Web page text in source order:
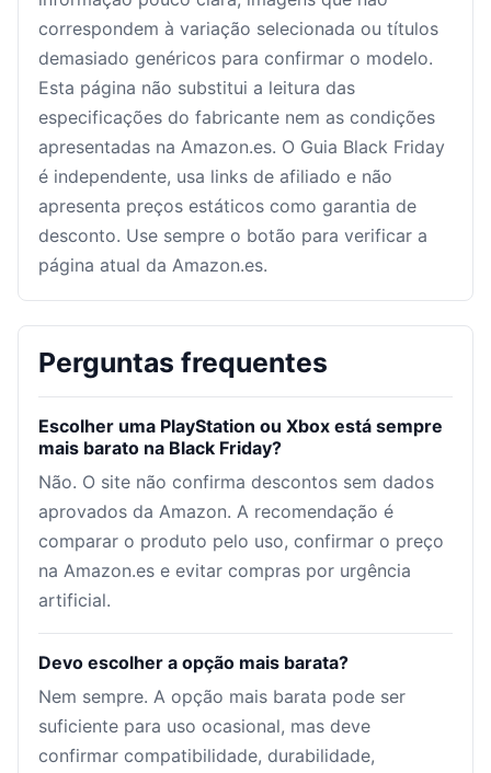
correspondem à variação selecionada ou títulos
demasiado genéricos para confirmar o modelo.
Esta página não substitui a leitura das
especificações do fabricante nem as condições
apresentadas na Amazon.es. O Guia Black Friday
é independente, usa links de afiliado e não
apresenta preços estáticos como garantia de
desconto. Use sempre o botão para verificar a
página atual da Amazon.es.
Perguntas frequentes
Escolher uma PlayStation ou Xbox está sempre
mais barato na Black Friday?
Não. O site não confirma descontos sem dados
aprovados da Amazon. A recomendação é
comparar o produto pelo uso, confirmar o preço
na Amazon.es e evitar compras por urgência
artificial.
Devo escolher a opção mais barata?
Nem sempre. A opção mais barata pode ser
suficiente para uso ocasional, mas deve
confirmar compatibilidade, durabilidade,